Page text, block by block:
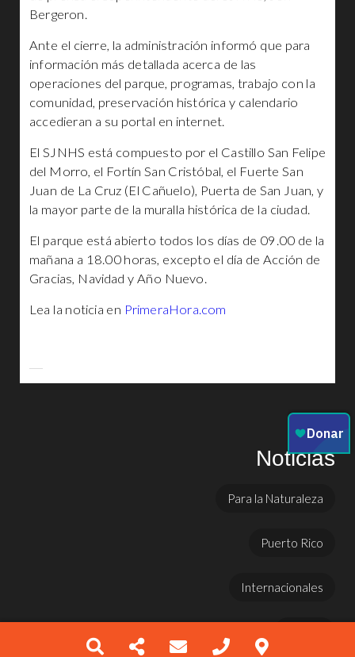
Bergeron.
Ante el cierre, la administración informó que para
información más detallada acerca de las
operaciones del parque, programas, trabajo con la
comunidad, preservación histórica y calendario
accedieran a su portal en internet.
El SJNHS está compuesto por el Castillo San Felipe
del Morro, el Fortín San Cristóbal, el Fuerte San
Juan de La Cruz (El Cañuelo), Puerta de San Juan, y
la mayor parte de la muralla histórica de la ciudad.
El parque está abierto todos los días de 09.00 de la
mañana a 18.00 horas, excepto el día de Acción de
Gracias, Navidad y Año Nuevo.
Lea la noticia en PrimeraHora.com
Noticias
Para la Naturaleza
Puerto Rico
Internacionales